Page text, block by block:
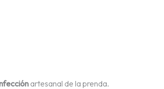
artesanal de la prenda.